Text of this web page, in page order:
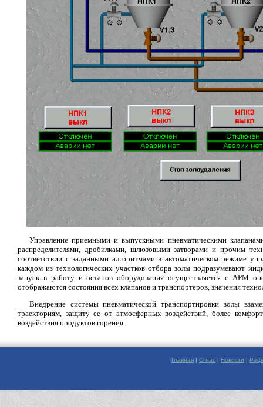
Управление приемными и выпускными пневматическими
распределителями, дробилками, шлюзовыми затворами и прочим
соответствии с заданными алгоритмами в автоматическом режиме
каждом из технологических участков отбора золы подразумевают
запуск в работу и останов оборудования осуществляется с АРМ
отображаются состояния всех клапанов и транспортеров, значения
Внедрение системы пневматической транспортировки золы
траекториям, защиту ее от атмосферных воздействий, более
воздействия продуктов горения.
Главная | О нас | Новости |